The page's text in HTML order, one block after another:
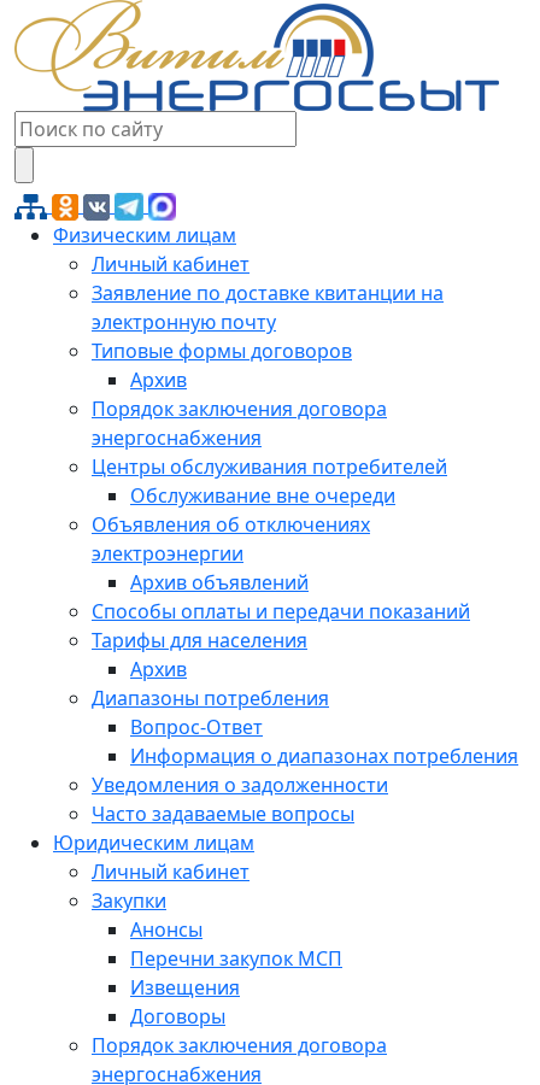
Физическим лицам
Личный кабинет
Заявление по доставке квитанции на
электронную почту
Типовые формы договоров
Архив
Порядок заключения договора
энергоснабжения
Центры обслуживания потребителей
Обслуживание вне очереди
Объявления об отключениях
электроэнергии
Архив объявлений
Способы оплаты и передачи показаний
Тарифы для населения
Архив
Диапазоны потребления
Вопрос-Ответ
Информация о диапазонах потребления
Уведомления о задолженности
Часто задаваемые вопросы
Юридическим лицам
Личный кабинет
Закупки
Анонсы
Перечни закупок МСП
Извещения
Договоры
Порядок заключения договора
энергоснабжения